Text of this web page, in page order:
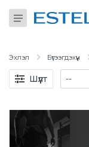
Эхлэл Бүтээгдэхүүн
Шүүлт